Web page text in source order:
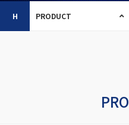
H PRODUCT